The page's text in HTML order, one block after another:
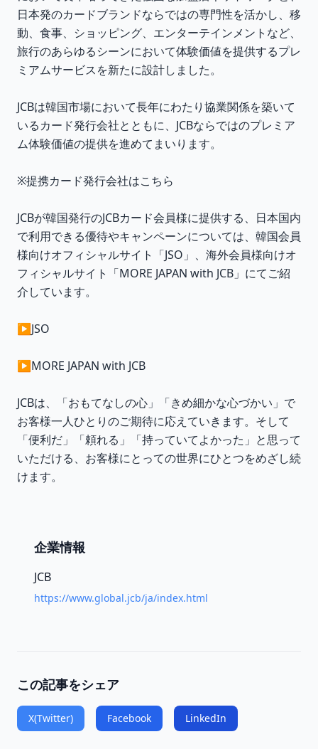
日本発のカードブランドならではの専門性を活かし、移
動、食事、ショッピング、エンターテインメントなど、
旅行のあらゆるシーンにおいて体験価値を提供するプレ
ミアムサービスを新たに設計しました。
JCBは韓国市場において長年にわたり協業関係を築いて
いるカード発行会社とともに、JCBならではのプレミア
ム体験価値の提供を進めてまいります。
※提携カード発行会社はこちら
JCBが韓国発行のJCBカード会員様に提供する、日本国内
で利用できる優待やキャンペーンについては、韓国会員
様向けオフィシャルサイト「JSO」、海外会員様向けオ
フィシャルサイト「MORE JAPAN with JCB」にてご紹
介しています。
▶JSO
▶MORE JAPAN with JCB
JCBは、「おもてなしの心」「きめ細かな心づかい」で
お客様一人ひとりのご期待に応えていきます。そして
「便利だ」「頼れる」「持っていてよかった」と思って
いただける、お客様にとっての世界にひとつをめざし続
けます。
企業情報
JCB
https://www.global.jcb/ja/index.html
この記事をシェア
X(Twitter) Facebook LinkedIn